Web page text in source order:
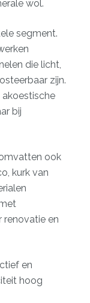
wol.
segment.
die licht,
zijn.
akoestische
bij
ook
kurk van
renovatie en
en
hoog